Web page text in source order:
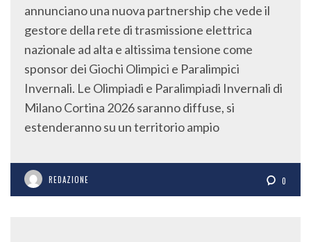
annunciano una nuova partnership che vede il
gestore della rete di trasmissione elettrica
nazionale ad alta e altissima tensione come
sponsor dei Giochi Olimpici e Paralimpici
Invernali. Le Olimpiadi e Paralimpiadi Invernali di
Milano Cortina 2026 saranno diffuse, si
estenderanno su un territorio ampio
REDAZIONE 0